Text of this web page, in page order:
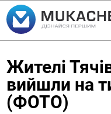
Жителі
вийшли на
(ФОТО)